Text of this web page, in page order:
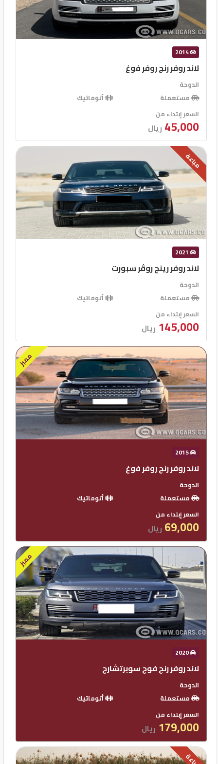
2014
لاند روفر رنج روفر فوغ
الدوحة
مستعملة
أتوماتيك
السعر إبتداء من
45,000 ريال
مباعة
2021
لاند روفر رينج روڤر سبورت
الدوحة
مستعملة
أتوماتيك
السعر إبتداء من
145,000 ريال
مميز
2015
لاند روفر رنج روفر فوغ
الدوحة
مستعملة
أتوماتيك
السعر إبتداء من
69,000 ريال
مميز
2020
لاند روفر رنج فوج سوبرتشارج
الدوحة
مستعملة
أتوماتيك
السعر إبتداء من
179,000 ريال